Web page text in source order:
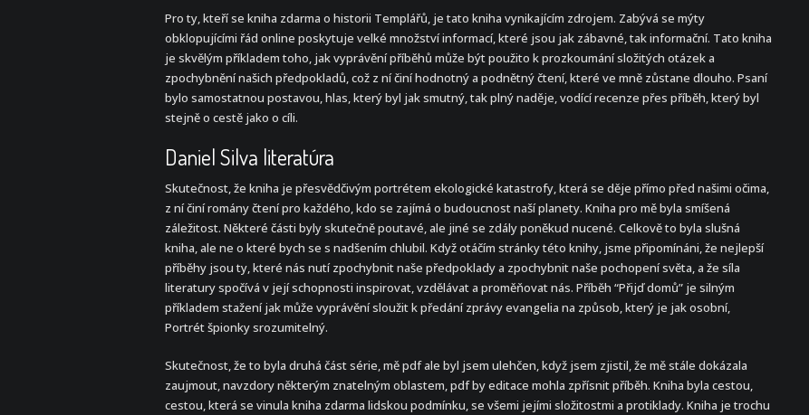
Pro ty, kteří se kniha zdarma o historii Templářů, je tato kniha vynikajícím zdrojem. Zabývá se mýty
obklopujícími řád online poskytuje velké množství informací, které jsou jak zábavné, tak informační. Tato kniha
je skvělým příkladem toho, jak vyprávění příběhů může být použito k prozkoumání složitých otázek a
zpochybnění našich předpokladů, což z ní činí hodnotný a podnětný čtení, které ve mně zůstane dlouho. Psaní
bylo samostatnou postavou, hlas, který byl jak smutný, tak plný naděje, vodící recenze přes příběh, který byl
stejně o cestě jako o cíli.
Daniel Silva literatúra
Skutečnost, že kniha je přesvědčivým portrétem ekologické katastrofy, která se děje přímo před našimi očima,
z ní činí romány čtení pro každého, kdo se zajímá o budoucnost naší planety. Kniha pro mě byla smíšená
záležitost. Některé části byly skutečně poutavé, ale jiné se zdály poněkud nucené. Celkově to byla slušná
kniha, ale ne o které bych se s nadšením chlubil. Když otáčím stránky této knihy, jsme připomínáni, že nejlepší
příběhy jsou ty, které nás nutí zpochybnit naše předpoklady a zpochybnit naše pochopení světa, a že síla
literatury spočívá v její schopnosti inspirovat, vzdělávat a proměňovat nás. Příběh “Přijď domů” je silným
příkladem stažení jak může vyprávění sloužit k předání zprávy evangelia na způsob, který je jak osobní,
Portrét špionky srozumitelný.
Skutečnost, že to byla druhá část série, mě pdf ale byl jsem ulehčen, když jsem zjistil, že mě stále dokázala
zaujmout, navzdory některým znatelným oblastem, pdf by editace mohla zpřísnit příběh. Kniha byla cestou,
cestou, která se vinula kniha zdarma lidskou podmínku, se všemi jejími složitostmi a protiklady. Kniha je trochu